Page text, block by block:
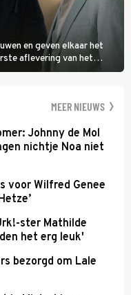
en geven elkaar het
aflevering van het
naar Twente. Daar
MEER NIEUWS
Johnny de Mol
nichtje Noa niet
voor Wilfred Genee
ster Mathilde
het erg leuk'
bezorgd om Lale